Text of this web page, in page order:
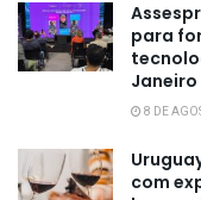
para
Janeiro
8 DE
com